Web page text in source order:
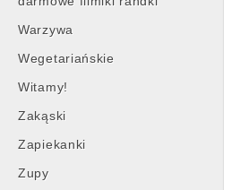
Warzywa
Wegetariańskie
Witamy!
Zakąski
Zapiekanki
Zupy